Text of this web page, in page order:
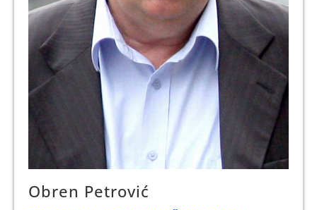
Obren Petrović